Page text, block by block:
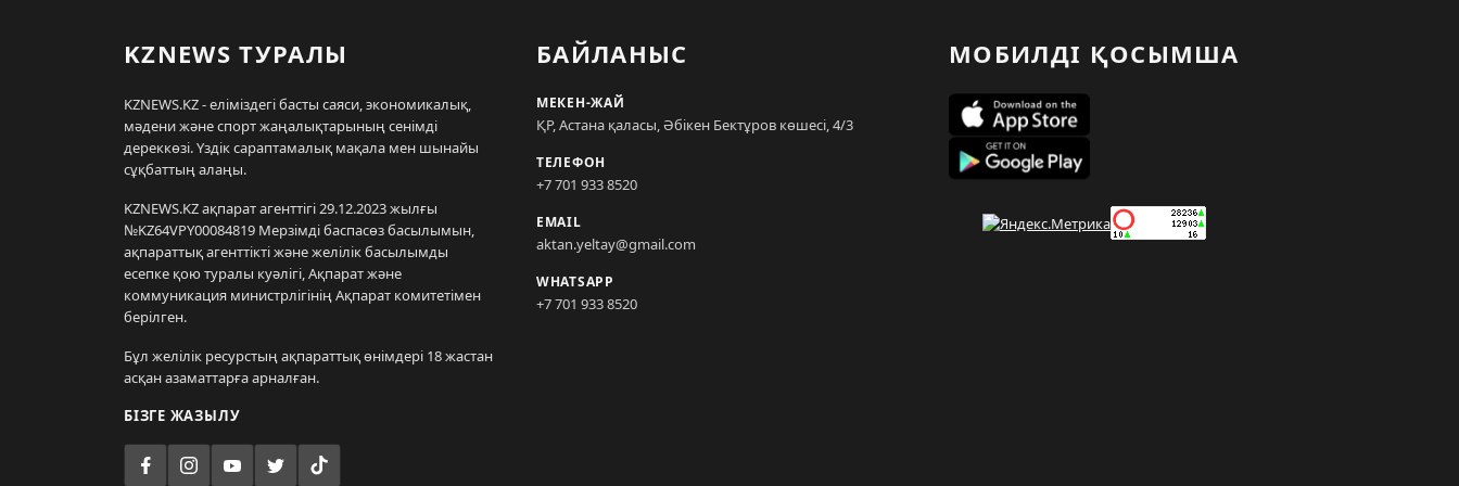
KZNEWS ТУРАЛЫ
KZNEWS.KZ - еліміздегі басты саяси, экономикалық,
мәдени және спорт жаңалықтарының сенімді
дереккөзі. Үздік сараптамалық мақала мен шынайы
сұқбаттың алаңы.
KZNEWS.KZ ақпарат агенттігі 29.12.2023 жылғы
№KZ64VPY00084819 Мерзімді баспасөз басылымын,
ақпараттық агенттікті және желілік басылымды
есепке қою туралы куәлігі, Ақпарат және
коммуникация министрлігінің Ақпарат комитетімен
берілген.
Бұл желілік ресурстың ақпараттық өнімдері 18 жастан
асқан азаматтарға арналған.
БІЗГЕ ЖАЗЫЛУ
БАЙЛАНЫС
МЕКЕН-ЖАЙ
ҚР, Астана қаласы, Әбікен Бектұров көшесі, 4/3
ТЕЛЕФОН
+7 701 933 8520
EMAIL
aktan.yeltay@gmail.com
WHATSAPP
+7 701 933 8520
МОБИЛДІ ҚОСЫМША